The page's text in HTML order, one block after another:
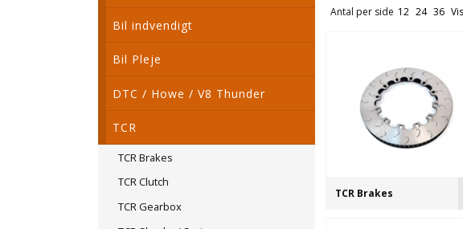
Bil indvendigt
Bil Pleje
DTC / Howe / V8 Thunder
TCR
TCR Brakes
TCR Clutch
TCR Gearbox
Antal per side
TCR Brakes